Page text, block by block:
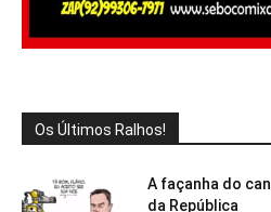
Os Últimos Ralhos!
A façanha do
da República